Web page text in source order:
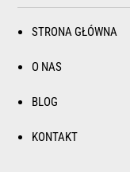
STRONA GŁÓWNA
O NAS
BLOG
KONTAKT